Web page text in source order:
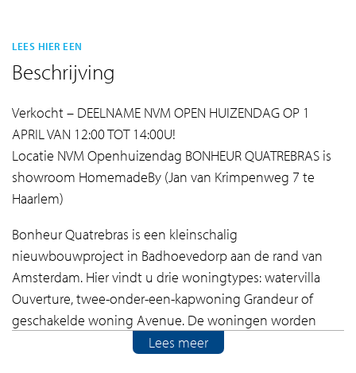
LEES HIER EEN
Beschrijving
Verkocht – DEELNAME NVM OPEN HUIZENDAG OP 1
APRIL VAN 12:00 TOT 14:00U!
Locatie NVM Openhuizendag BONHEUR QUATREBRAS is
showroom HomemadeBy (Jan van Krimpenweg 7 te
Haarlem)
Bonheur Quatrebras is een kleinschalig
nieuwbouwproject in Badhoevedorp aan de rand van
Amsterdam. Hier vindt u drie woningtypes: watervilla
Ouverture, twee-onder-een-kapwoning Grandeur of
geschakelde woning Avenue. De woningen worden
opgeleverd met sanitair en keuken aansluitingen.
Lees meer